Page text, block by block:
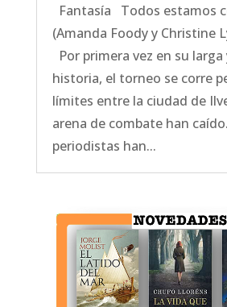
Fantasía Todos estamos
(Amanda Foody y Christine
Por primera vez en su
historia, el torneo se corre
límites entre la ciudad de
arena de combate han
periodistas han...